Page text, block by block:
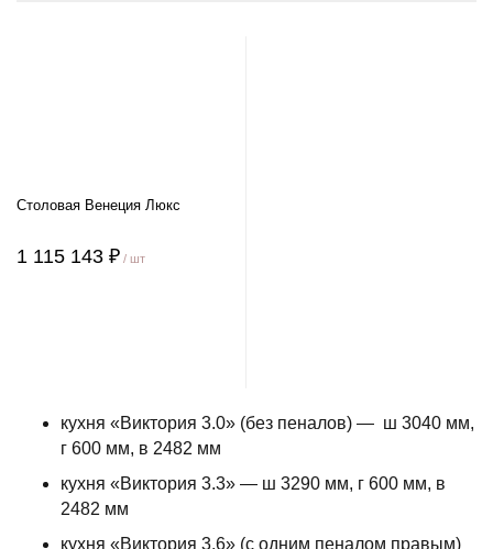
Столовая Венеция Люкс
1 115 143 ₽ / шт
кухня «Виктория 3.0» (без пеналов) — ш 3040 мм,
г 600 мм, в 2482 мм
кухня «Виктория 3.3» — ш 3290 мм, г 600 мм, в
2482 мм
кухня «Виктория 3.6» (с одним пеналом правым)